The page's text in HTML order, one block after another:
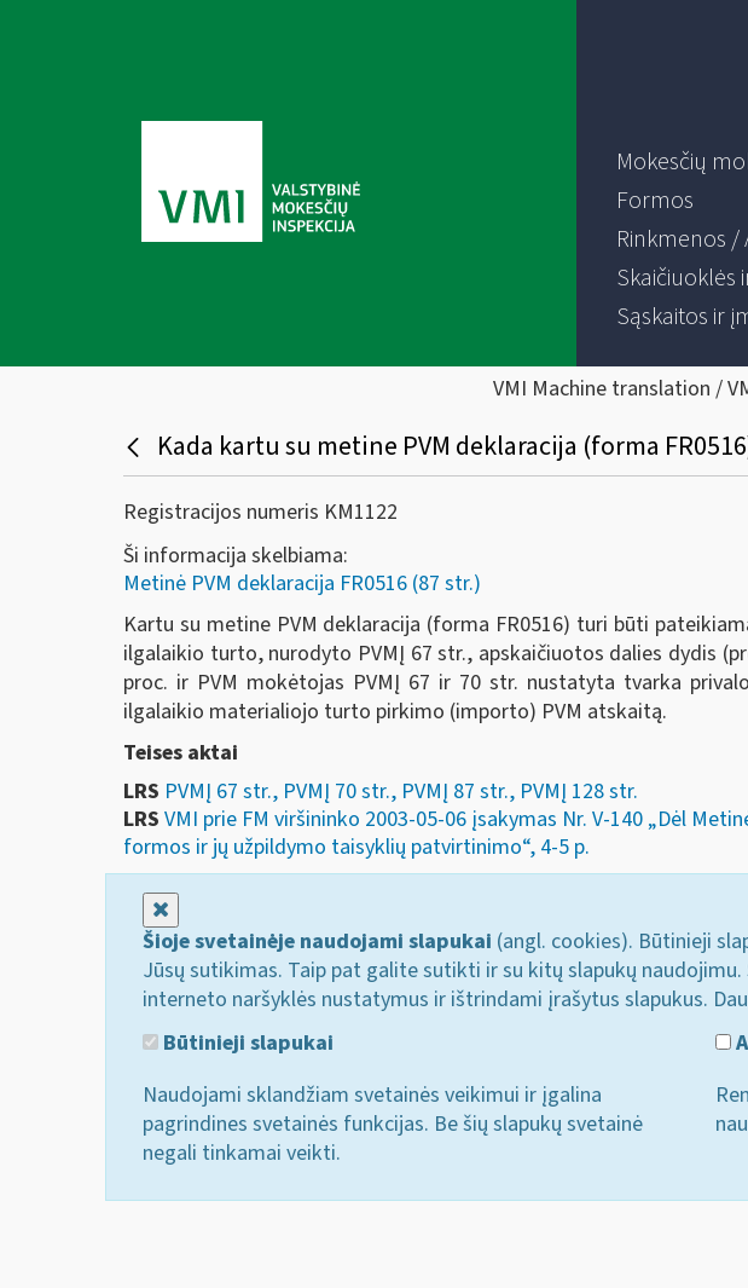
Mokesčių
Formos
Rinkmenos
Skaičiuoklės
Sąskaitos ir
VMI Machine translation /
Kada kartu su metine PVM deklaracija (forma
Registracijos numeris KM1122
Ši informacija skelbiama:
Metinė PVM deklaracija FR0516 (87 str.)
Kartu su metine PVM deklaracija (forma FR0516) turi būti
ilgalaikio turto, nurodyto PVMĮ 67 str., apskaičiuotos dalies dydis
proc. ir PVM mokėtojas PVMĮ 67 ir 70 str. nustatyta tvarka
ilgalaikio materialiojo turto pirkimo (importo) PVM atskaitą.
Teises aktai
LRS PVMĮ 67 str., PVMĮ 70 str., PVMĮ 87 str., PVMĮ 128 str.
LRS VMI prie FM viršininko 2003-05-06 įsakymas Nr. V-140 „Dėl
formos ir jų užpildymo taisyklių patvirtinimo“, 4-5 p.
Šioje svetainėje naudojami slapukai (angl. cookies). Būtinieji
Jūsų sutikimas. Taip pat galite sutikti ir su kitų slapukų
interneto naršyklės nustatymus ir ištrindami įrašytus slapukus.
Būtinieji slapukai
Naudojami sklandžiam svetainės veikimui ir įgalina
pagrindines svetainės funkcijas. Be šių slapukų svetainė
negali tinkamai veikti.